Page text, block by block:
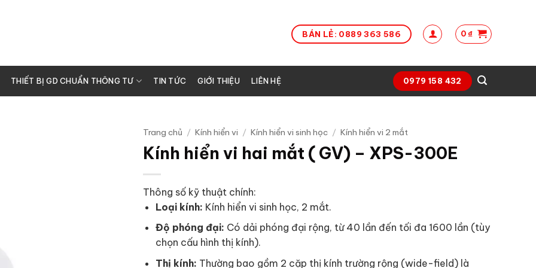
BÁN LẺ: 0889 363 586 0 ₫
THIẾT BỊ GD CHUẨN THÔNG TƯ TIN TỨC GIỚI THIỆU LIÊN HỆ 0979 158 432
Trang chủ / Kính hiển vi / Kính hiển vi sinh học / Kính hiển vi 2 mắt
Kính hiển vi hai mắt ( GV) – XPS-300E
Thông số kỹ thuật chính:
Loại kính: Kính hiển vi sinh học, 2 mắt.
Độ phóng đại: Có dải phóng đại rộng, từ 40 lần đến tối đa 1600 lần (tùy
chọn cấu hình thị kính).
Thị kính: Thường bao gồm 2 cặp thị kính trường rộng (wide-field) là